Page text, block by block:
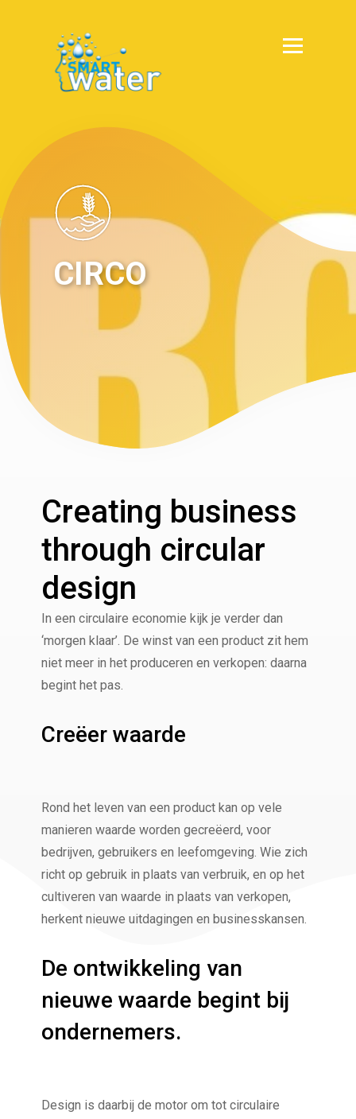
CIRCO
Creating business
through circular
design
In een circulaire economie kijk je verder dan
‘morgen klaar’. De winst van een product zit hem
niet meer in het produceren en verkopen: daarna
begint het pas.
Creëer waarde
Rond het leven van een product kan op vele
manieren waarde worden gecreëerd, voor
bedrijven, gebruikers en leefomgeving. Wie zich
richt op gebruik in plaats van verbruik, en op het
cultiveren van waarde in plaats van verkopen,
herkent nieuwe uitdagingen en businesskansen.
De ontwikkeling van
nieuwe waarde begint bij
ondernemers.
Design is daarbij de motor om tot circulaire